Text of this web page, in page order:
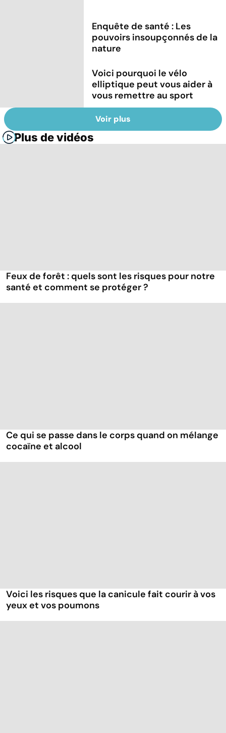
Enquête de santé : Les
pouvoirs insoupçonnés de la
nature
Voici pourquoi le vélo
elliptique peut vous aider à
vous remettre au sport
Voir plus
Plus de vidéos
Feux de forêt : quels sont les risques pour notre
santé et comment se protéger ?
Ce qui se passe dans le corps quand on mélange
cocaïne et alcool
Voici les risques que la canicule fait courir à vos
yeux et vos poumons